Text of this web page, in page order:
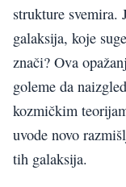
strukture svemira.
galaksija, koje
znači? Ova
goleme da
kozmičkim
uvode novo
tih galaksija.